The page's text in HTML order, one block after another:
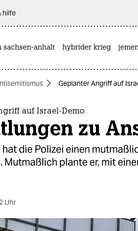
hilfe
sachsen-anhalt hybrider krieg
Geplanter Angriff auf
auf Israel-Demo
zu
die Polizei einen
Mutmaßlich plante er, mit
Uhr